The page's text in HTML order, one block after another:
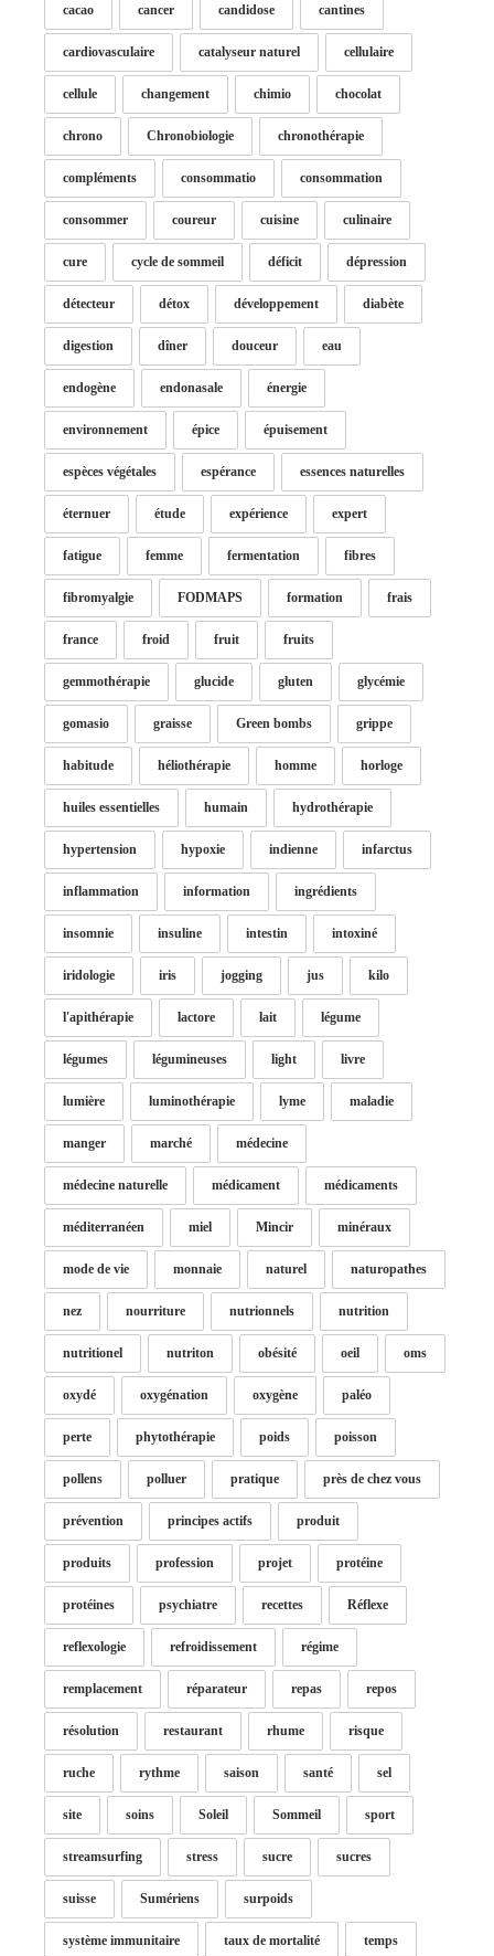
cacao cancer candidose cantines
cardiovasculaire catalyseur naturel cellulaire
cellule changement chimio chocolat
chrono Chronobiologie chronothérapie
compléments consommatio consommation
consommer coureur cuisine culinaire
cure cycle de sommeil déficit dépression
détecteur détox développement diabète
digestion dîner douceur eau
endogène endonasale énergie
environnement épice épuisement
espèces végétales espérance essences naturelles
éternuer étude expérience expert
fatigue femme fermentation fibres
fibromyalgie FODMAPS formation frais
france froid fruit fruits
gemmothérapie glucide gluten glycémie
gomasio graisse Green bombs grippe
habitude héliothérapie homme horloge
huiles essentielles humain hydrothérapie
hypertension hypoxie indienne infarctus
inflammation information ingrédients
insomnie insuline intestin intoxiné
iridologie iris jogging jus kilo
l'apithérapie lactore lait légume
légumes légumineuses light livre
lumière luminothérapie lyme maladie
manger marché médecine
médecine naturelle médicament médicaments
méditerranéen miel Mincir minéraux
mode de vie monnaie naturel naturopathes
nez nourriture nutrionnels nutrition
nutritionel nutriton obésité oeil oms
oxydé oxygénation oxygène paléo
perte phytothérapie poids poisson
pollens polluer pratique près de chez vous
prévention principes actifs produit
produits profession projet protéine
protéines psychiatre recettes Réflexe
reflexologie refroidissement régime
remplacement réparateur repas repos
résolution restaurant rhume risque
ruche rythme saison santé sel
site soins Soleil Sommeil sport
streamsurfing stress sucre sucres
suisse Sumériens surpoids
système immunitaire taux de mortalité temps